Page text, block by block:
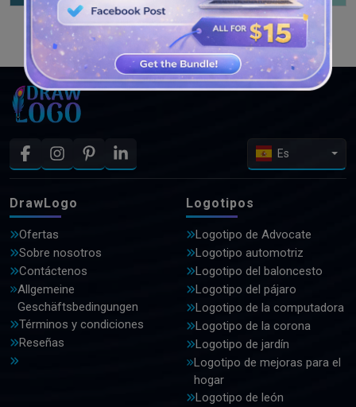
VER MÁS DISEÑOS
Es
DrawLogo
Ofertas
Sobre nosotros
Contáctenos
Allgemeine
Geschäftsbedingungen
Términos y condiciones
Reseñas
Logotipos
Logotipo de Advocate
Logotipo automotriz
Logotipo del baloncesto
Logotipo del pájaro
Logotipo de la computadora
Logotipo de la corona
Logotipo de jardín
Logotipo de mejoras para el
hogar
Logotipo de león